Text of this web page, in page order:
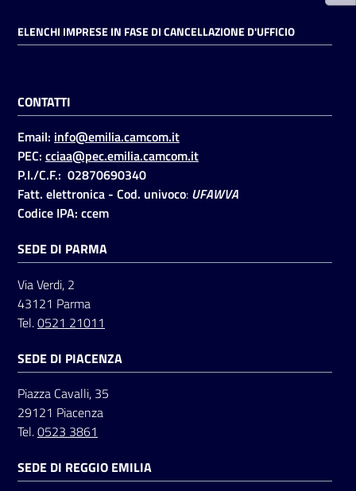
Seguici
su
ELENCHI IMPRESE IN FASE DI CANCELLAZIONE D'UFFICIO
CONTATTI
Email: info@emilia.camcom.it
PEC: cciaa@pec.emilia.camcom.it
P.I./C.F.: 02870690340
Fatt. elettronica - Cod. univoco: UFAWVA
Codice IPA: ccem
SEDE DI PARMA
Via Verdi, 2
43121 Parma
Tel.0521 21011
SEDE DI PIACENZA
Piazza Cavalli, 35
29121 Piacenza
Tel.0523 3861
SEDE DI REGGIO EMILIA